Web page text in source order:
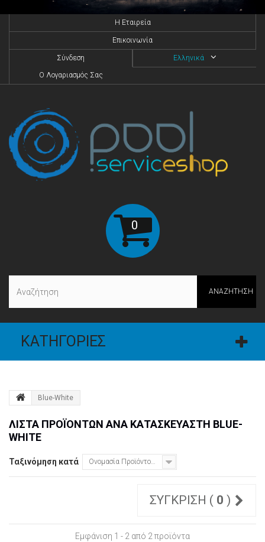
H Eταιρεία
Επικοινωνία
Ελληνικά
Σύνδεση
O Λογαριασμός Σας
0
ΑΝΑΖΉΤΗΣΗ
ΚΑΤΗΓΟΡΊΕΣ
Blue-White
ΛΊΣΤΑ ΠΡΟΪΌΝΤΩΝ ΑΝΆ ΚΑΤΑΣΚΕΥΑΣΤΉ BLUE-
WHITE
Ταξινόμηση κατά Ονομασία Προϊόντος: Α έως το Ω
ΣΎΓΚΡΙΣΗ ( 0 )
Εμφάνιση 1 - 2 από 2 προϊόντα